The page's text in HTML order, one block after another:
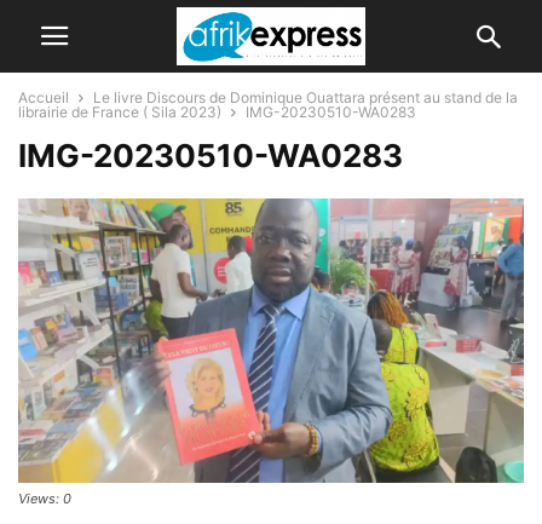
Accueil
Le livre Discours de Dominique Ouattara présent au stand de la
librairie de France ( Sila 2023)
IMG-20230510-WA0283
IMG-20230510-WA0283
Views: 0